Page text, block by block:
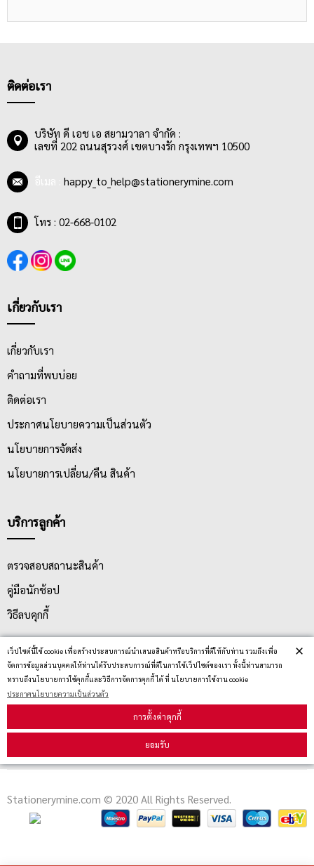
เว็ปไซต์นี้ใช้ cookie เพื่อสร้างประสบการณ์นำเสนอสินค้าหรือบริการที่ดีให้กับท่าน รวมถึงเพื่อ
จัดการข้อมูลส่วนบุคคลให้ท่านได้รับประสบการณ์ที่ดีในการใช้เว็ปไซต์ของเรา ทั้งนี้ท่านสามารถ
ทราบถึงนโยบายการใช้คุกกี้และวิธีการจัดการคุกกี้ ได้ ที่ นโยบายการใช้งาน cookie
ประกาศนโยบายความเป็นส่วนตัว
การตั้งค่าคุกกี้
ยอมรับ
×
ติดต่อเรา
บริษัท ดี เอช เอ สยามวาลา จำกัด :
เลขที่ 202 ถนนสุรวงศ์ เขตบางรัก กรุงเทพฯ 10500
happy_to_help@stationerymine.com
โทร : 02-668-0102
เกี่ยวกับเรา
เกี่ยวกับเรา
คำถามที่พบบ่อย
ติดต่อเรา
ประกาศนโยบายความเป็นส่วนตัว
นโยบายการจัดส่ง
นโยบายการเปลี่ยน/คืน สินค้า
บริการลูกค้า
ตรวจสอบสถานะสินค้า
คู่มือนักช้อป
วิธีลบคุกกี้
สมัครรับข่าวสาร
รับข่าวสาร
Stationerymine.com © 2020 All Rights Reserved.